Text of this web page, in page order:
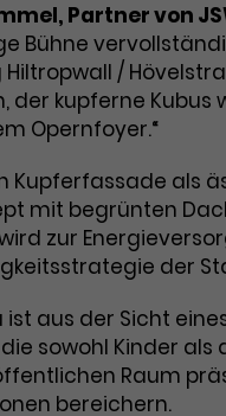
Partner von
Bühne
/
der kupferne
Opernfoyer.“
Kupferfassade als
mit begrünten
zur
der
aus der Sicht
sowohl Kinder als
Raum
bereichern.